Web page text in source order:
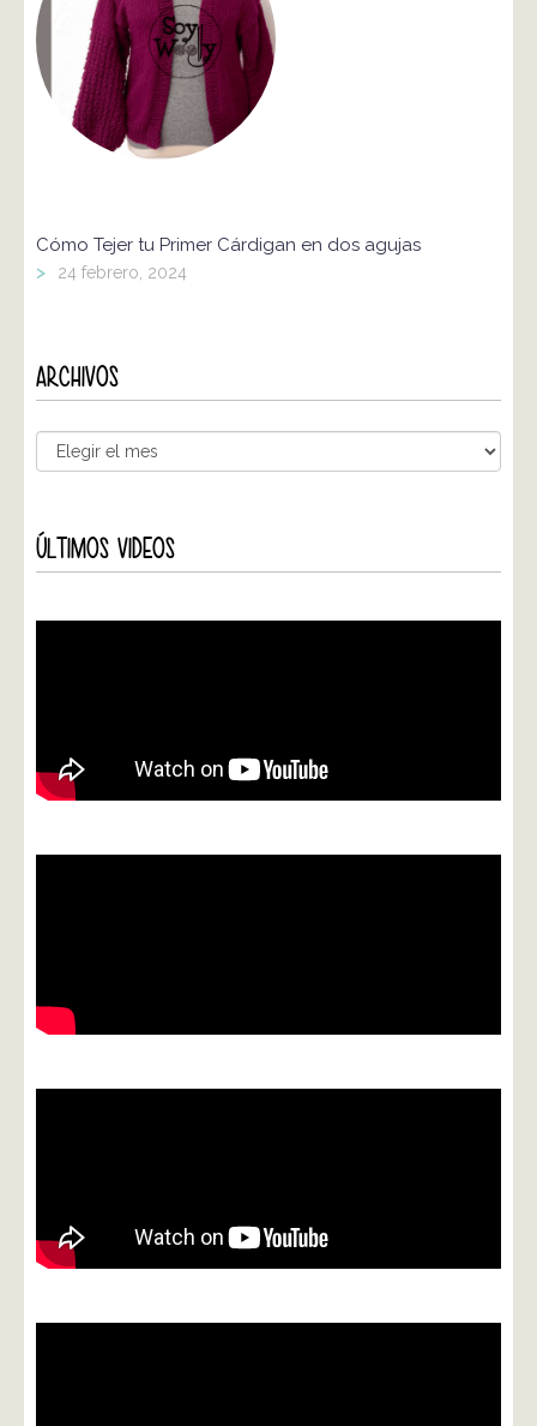
Cómo Tejer tu Primer Cárdigan en dos agujas
> 24 febrero, 2024
ARCHIVOS
ÚLTIMOS VIDEOS